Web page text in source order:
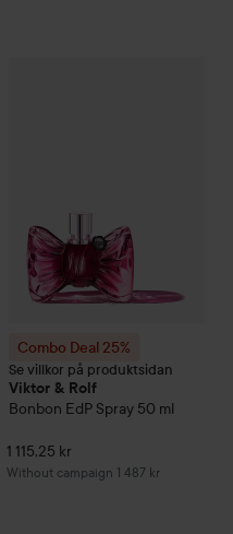
Combo Deal 25%
Se villkor på produktsidan
Viktor & Rolf
Bonbon EdP Spray 50 ml
1 115,25 kr
Without campaign 1 487 kr